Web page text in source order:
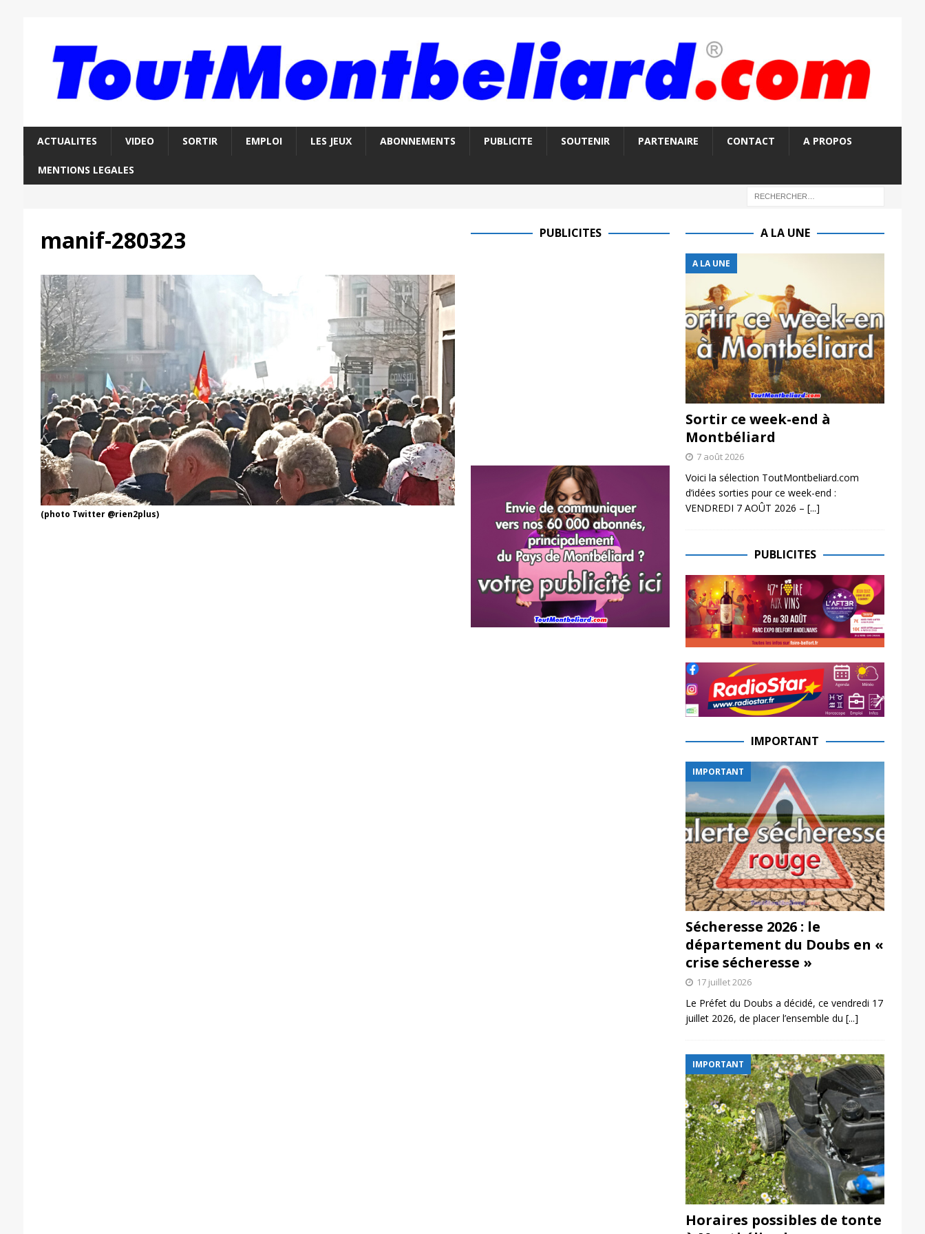
ACTUALITES VIDEO SORTIR EMPLOI LES JEUX ABONNEMENTS PUBLICITE SOUTENIR PARTENAIRE CONTACT A PROPOS
MENTIONS LEGALES
manif-280323
(photo Twitter @rien2plus)
PUBLICITES A LA UNE
A LA UNE
Sortir ce week-end à
Montbéliard
7 août 2026
Voici la sélection ToutMontbeliard.com
d’idées sorties pour ce week-end :
VENDREDI 7 AOÛT 2026 – [...]
PUBLICITES
IMPORTANT
IMPORTANT
Sécheresse 2026 : le
département du Doubs en «
crise sécheresse »
17 juillet 2026
Le Préfet du Doubs a décidé, ce vendredi 17
juillet 2026, de placer l’ensemble du [...]
IMPORTANT
Horaires possibles de tonte